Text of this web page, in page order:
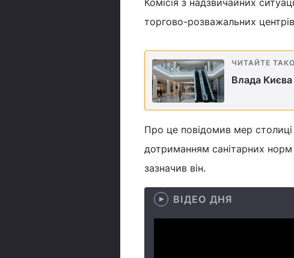
торгово-розважальних
ЧИТАЙТЕ
Влада
Про це повідомив мер столиці
дотриманням санітарних норм
зазначив він.
ВІДЕО ДНЯ